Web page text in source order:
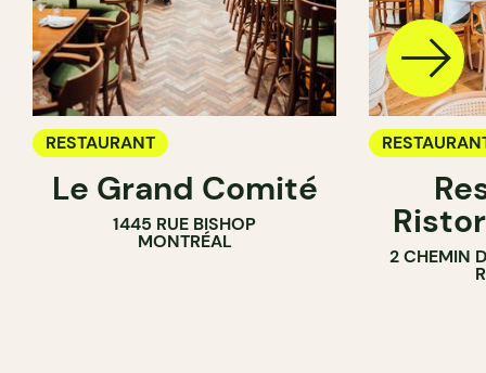
RESTAURANT
Le Grand Comité
1445 RUE BISHOP
MONTRÉAL
2 CHEMIN